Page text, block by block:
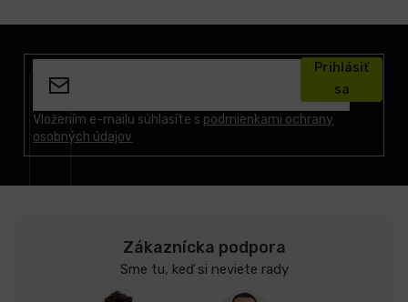
Vložením e-mailu súhlasíte s podmienkami ochrany
osobných údajov
Prihlásiť
sa
Zákaznícka podpora
Sme tu, keď si neviete rady